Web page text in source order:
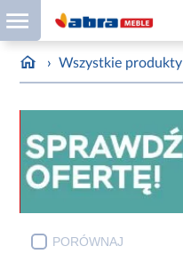
› Wszystkie produkty
PORÓWNAJ